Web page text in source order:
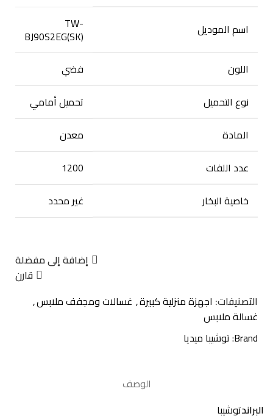
اسم الموديل TW-
BJ90S2EG(SK)
اللون
فضي
نوع التحميل
تحميل أمامي
المادة
معدن
عدد اللفات
1200
خاصية البخار
غير محدد
إضافة إلى مفضلة
قارن
التصنيفات: اجهزة منزلية كبيرة, غسالات ومجفف ملابس,
غسالة ملابس
Brand: توشيبا ميديا
الوصف
البراندتوشيبا